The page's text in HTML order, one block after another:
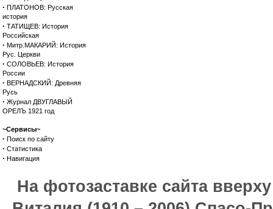
· ПЛАТОНОВ: Русская
история
· ТАТИЩЕВ: История
Российская
· Митр.МАКАРИЙ: История
Рус. Церкви
· СОЛОВЬЕВ: История
России
· ВЕРНАДСКИЙ: Древняя
Русь
· Журнал ДВУГЛАВЫЙ
ОРЕЛЪ 1921 год
~Сервисы~
· Поиск по сайту
· Статистика
· Навигация
На фотозаставке сайта